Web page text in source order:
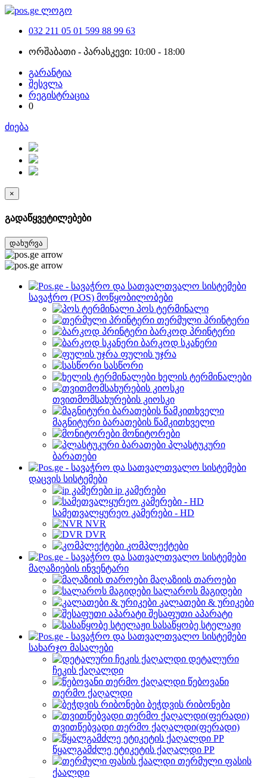
032 211 05 01 599 88 99 63
ორშაბათი - პარასკევი: 10:00 - 18:00
გარანტია
შესვლა
რეგისტრაცია
0
ძიება
×
გადაწყვეტილებები
დახურვა
სავაჭრო (POS) მოწყობილობები
პოს ტერმინალი
თერმული პრინტერი
ბარკოდ პრინტერი
ბარკოდ სკანერი
ფულის უჯრა
სასწორი
ხელის ტერმინალები
თვითმომსახურების კიოსკი
მაგნიტური ბარათების წამკითხველი
მონიტორები
პლასტუკური
ბარათები
დაცვის სისტემები
ip კამერები
სამეთვალყურეო კამერები - HD
NVR
DVR
კომპლექტები
მაღაზიების ინვენტარი
მაღაზიის თაროები
სალაროს მაგიდები
კალათები & ურიკები
შესაფუთი აპარატი
სასაწყობე სტელაჟი
სახარჯო მასალები
დეტალური
ჩეკის ქაღალდი
წებოვანი
თერმო ქაღალდი
ბეჭდვის რიბონები
თვითწებვადი თერმო ქაღალდი(ფერადი)
წყალგამძლე ეტიკეტის ქაღალდი PP
თერმული ფასის
ქაალდი